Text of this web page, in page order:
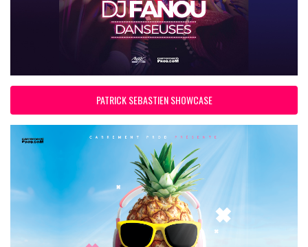
PATRICK SEBASTIEN SHOWCASE